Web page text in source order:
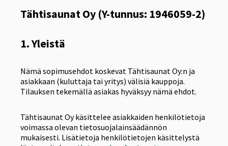
Tähtisaunat Oy (Y-tunnus: 1946059-2)
1. Yleistä
Nämä sopimusehdot koskevat Tähtisaunat Oy:n ja
asiakkaan (kuluttaja tai yritys) välisiä kauppoja.
Tilauksen tekemällä asiakas hyväksyy nämä ehdot.
Tähtisaunat Oy käsittelee asiakkaiden henkilötietoja
voimassa olevan tietosuojalainsäädännön
mukaisesti. Lisätietoja henkilötietojen käsittelystä